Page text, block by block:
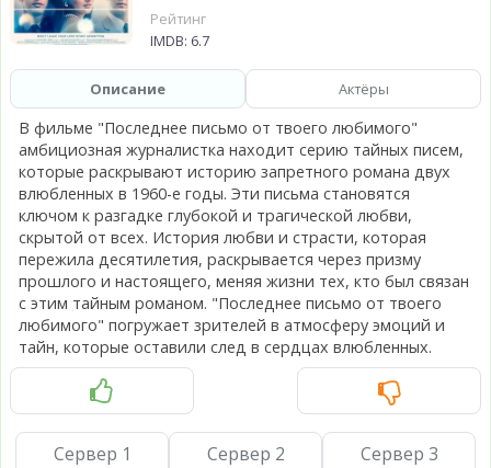
Рейтинг
IMDB: 6.7
Описание Актёры
В фильме "Последнее письмо от твоего любимого"
амбициозная журналистка находит серию тайных писем,
которые раскрывают историю запретного романа двух
влюбленных в 1960-е годы. Эти письма становятся
ключом к разгадке глубокой и трагической любви,
скрытой от всех. История любви и страсти, которая
пережила десятилетия, раскрывается через призму
прошлого и настоящего, меняя жизни тех, кто был связан
с этим тайным романом. "Последнее письмо от твоего
любимого" погружает зрителей в атмосферу эмоций и
тайн, которые оставили след в сердцах влюбленных.
Сервер 1 Сервер 2 Сервер 3